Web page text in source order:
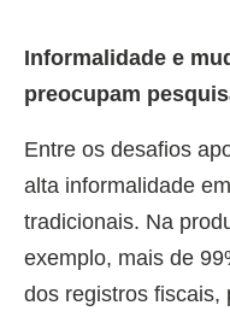
Informalidade e
preocupam
Entre os desafios
alta informalidade
tradicionais. Na
exemplo, mais de
dos registros fiscais,